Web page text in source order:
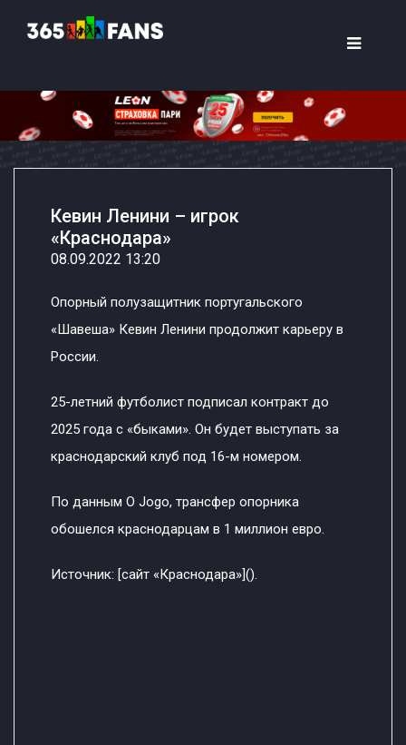
Кевин Ленини – игрок
«Краснодара»
08.09.2022 13:20
Опорный полузащитник португальского
«Шавеша» Кевин Ленини продолжит карьеру в
России.
25-летний футболист подписал контракт до
2025 года с «быками». Он будет выступать за
краснодарский клуб под 16-м номером.
По данным O Jogo, трансфер опорника
обошелся краснодарцам в 1 миллион евро.
Источник: [сайт «Краснодара»]().